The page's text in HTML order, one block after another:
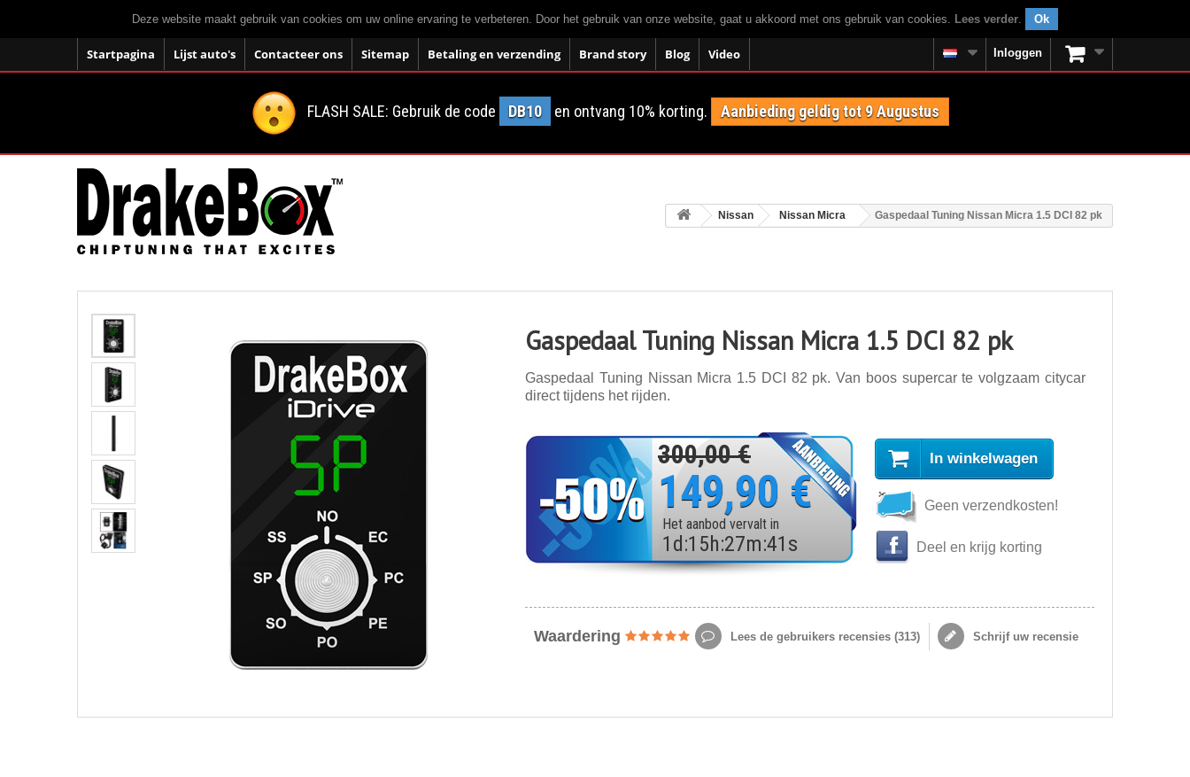
Deze website maakt gebruik van cookies om uw online ervaring te verbeteren. Door het gebruik van onze website, gaat u akkoord met ons gebruik van cookies. Lees verder. Ok
Startpagina Lijst auto's Contacteer ons Sitemap Betaling en verzending Brand story Blog Video Inloggen
FLASH SALE: Gebruik de code DB10 en ontvang 10% korting. Aanbieding geldig tot 9 Augustus
Nissan Nissan Micra Gaspedaal Tuning Nissan Micra 1.5 DCI 82 pk
Gaspedaal Tuning Nissan Micra 1.5 DCI 82 pk
Gaspedaal Tuning Nissan Micra 1.5 DCI 82 pk. Van boos supercar te volgzaam citycar
direct tijdens het rijden.
300,00 €
149,90 €
Het aanbod vervalt in
1 d :15h:27m:39 s
In winkelwagen
Geen verzendkosten!
Deel en krijg korting
Waardering Lees de gebruikers recensies (313) Schrijf uw recensie